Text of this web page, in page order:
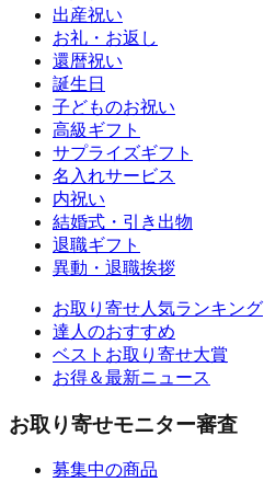
出産祝い
お礼・お返し
還暦祝い
誕生日
子どものお祝い
高級ギフト
サプライズギフト
名入れサービス
内祝い
結婚式・引き出物
退職ギフト
異動・退職挨拶
お取り寄せ人気ランキング
達人のおすすめ
ベストお取り寄せ大賞
お得＆最新ニュース
お取り寄せモニター審査
募集中の商品